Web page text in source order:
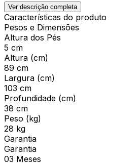
Ver descrição completa
Características do produto
Pesos e Dimensões
Altura dos Pés
5 cm
Altura (cm)
89 cm
Largura (cm)
103 cm
Profundidade (cm)
38 cm
Peso (kg)
28 kg
Garantia
Garantia
03 Meses